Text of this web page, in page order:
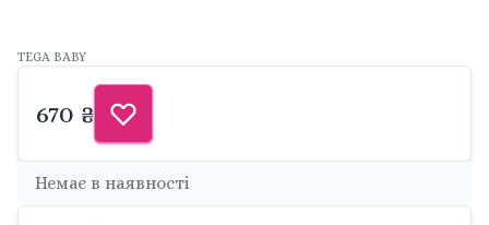
TEGA BABY
670 ₴
Немає в наявності